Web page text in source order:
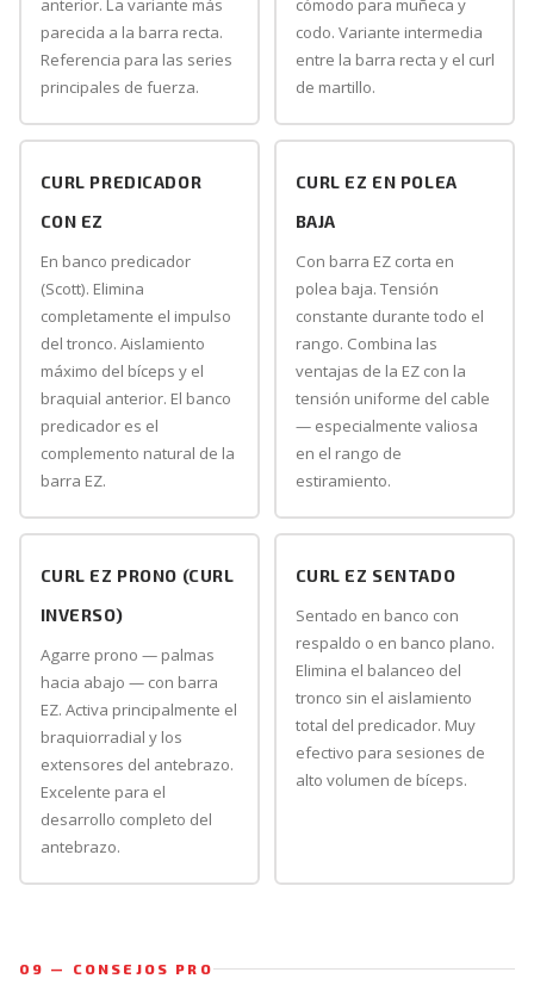
anterior. La variante más
parecida a la barra recta.
Referencia para las series
principales de fuerza.
cómodo para muñeca y
codo. Variante intermedia
entre la barra recta y el curl
de martillo.
CURL PREDICADOR
CON EZ
En banco predicador
(Scott). Elimina
completamente el impulso
del tronco. Aislamiento
máximo del bíceps y el
braquial anterior. El banco
predicador es el
complemento natural de la
barra EZ.
CURL EZ EN POLEA
BAJA
Con barra EZ corta en
polea baja. Tensión
constante durante todo el
rango. Combina las
ventajas de la EZ con la
tensión uniforme del cable
— especialmente valiosa
en el rango de
estiramiento.
CURL EZ PRONO (CURL
INVERSO)
Agarre prono — palmas
hacia abajo — con barra
EZ. Activa principalmente el
braquiorradial y los
extensores del antebrazo.
Excelente para el
desarrollo completo del
antebrazo.
CURL EZ SENTADO
Sentado en banco con
respaldo o en banco plano.
Elimina el balanceo del
tronco sin el aislamiento
total del predicador. Muy
efectivo para sesiones de
alto volumen de bíceps.
09 — CONSEJOS PRO